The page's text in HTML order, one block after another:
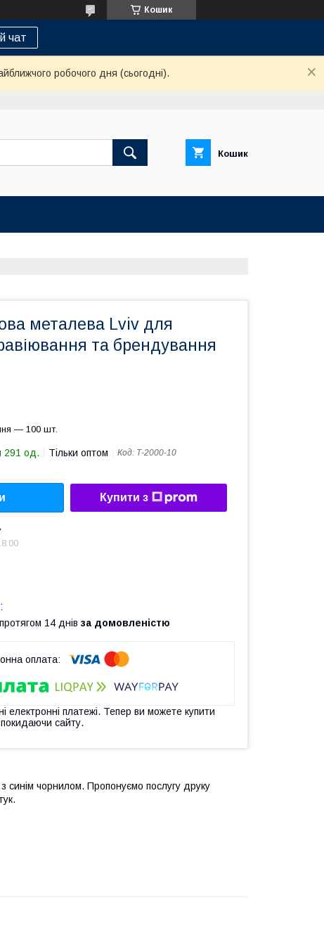
Кошик
чат
робочого дня (сьогодні).
Кошик
металева Lviv для
та брендування
— 100 шт.
291 од. Тільки оптом Код: Т-2000-10
Купити з
14 днів за домовленістю
електронні платежі. Тепер ви можете купити
сайту.
синім чорнилом. Пропонуємо послугу друку